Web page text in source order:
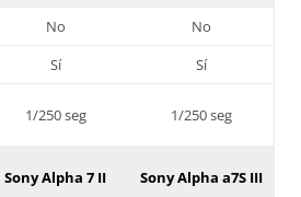
No
No
Sí
Sí
1/250 seg 1/250 seg
Sony Alpha 7 II Sony Alpha a7S III